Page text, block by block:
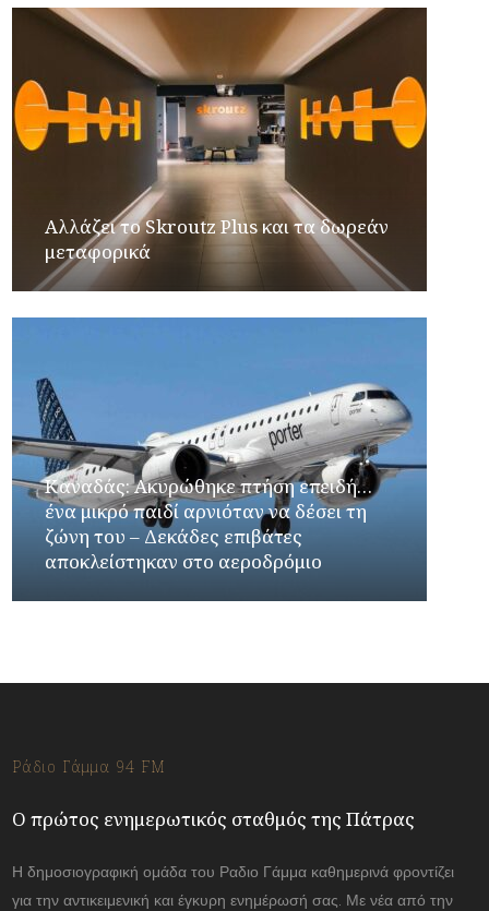
Αλλάζει το Skroutz Plus και τα δωρεάν
μεταφορικά
Καναδάς: Ακυρώθηκε πτήση επειδή…
ένα μικρό παιδί αρνιόταν να δέσει τη
ζώνη του – Δεκάδες επιβάτες
αποκλείστηκαν στο αεροδρόμιο
Ράδιο Γάμμα 94 FM
Ο πρώτος ενημερωτικός σταθμός της Πάτρας
Η δημοσιογραφική ομάδα του Ραδιο Γάμμα καθημερινά φροντίζει
για την αντικειμενική και έγκυρη ενημέρωσή σας. Με νέα από την